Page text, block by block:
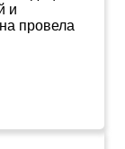
и
провела